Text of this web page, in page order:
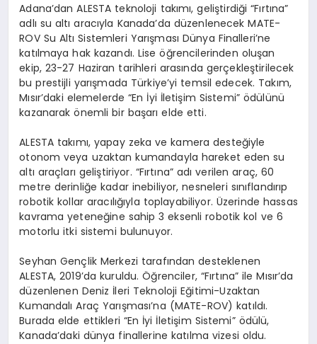
Adana’dan ALESTA teknoloji takımı, geliştirdiği “Fırtına”
adlı su altı aracıyla Kanada’da düzenlenecek MATE-
ROV Su Altı Sistemleri Yarışması Dünya Finalleri’ne
katılmaya hak kazandı. Lise öğrencilerinden oluşan
ekip, 23-27 Haziran tarihleri arasında gerçekleştirilecek
bu prestijli yarışmada Türkiye’yi temsil edecek. Takım,
Mısır’daki elemelerde “En İyi İletişim Sistemi” ödülünü
kazanarak önemli bir başarı elde etti.
ALESTA takımı, yapay zeka ve kamera desteğiyle
otonom veya uzaktan kumandayla hareket eden su
altı araçları geliştiriyor. “Fırtına” adı verilen araç, 60
metre derinliğe kadar inebiliyor, nesneleri sınıflandırıp
robotik kollar aracılığıyla toplayabiliyor. Üzerinde hassas
kavrama yeteneğine sahip 3 eksenli robotik kol ve 6
motorlu itki sistemi bulunuyor.
Seyhan Gençlik Merkezi tarafından desteklenen
ALESTA, 2019’da kuruldu. Öğrenciler, “Fırtına” ile Mısır’da
düzenlenen Deniz İleri Teknoloji Eğitimi-Uzaktan
Kumandalı Araç Yarışması’na (MATE-ROV) katıldı.
Burada elde ettikleri “En İyi İletişim Sistemi” ödülü,
Kanada’daki dünya finallerine katılma vizesi oldu.